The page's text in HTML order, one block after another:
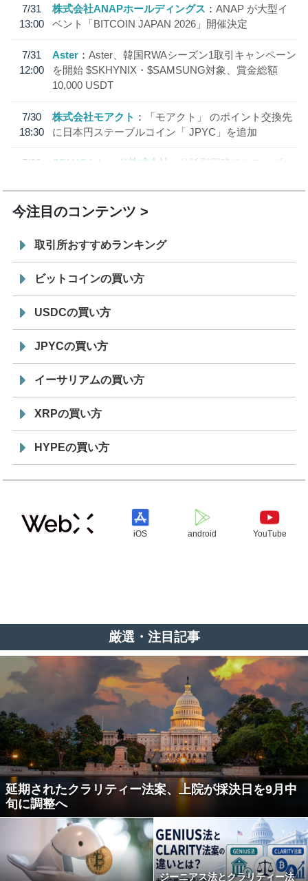
7/31
13:00
株式会社ANAPホールディングス
ANAP が大型イ
ベント「BITCOIN JAPAN 2026」開催決定
7/31
12:00
Aster
Aster、韓国RWAシーズン1取引キャンペーン
を開始 $SKHYNIX・$SAMSUNG対象、賞金総額
10,000 USDT
7/30
18:30
株式会社モアクト
「モアクト」 のポイント交換先
に日本円ステーブルコイン「 JPYC」を追加
7/29
SBI VCトレード株式会社
信託型円建てステーブル
今注目のコンテンツ
取引所おすすめランキング
ビットコインの買い方
USDCの買い方
JPYCの買い方
イーサリアムの買い方
XRPの買い方
HYPEの買い方
iOS android YouTube
厳選・注目記事
延期されたクラリティー法案、上院が採決日を9月中
旬に調整へ
ジーニアス法とクラリティー法